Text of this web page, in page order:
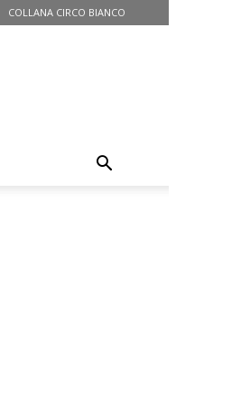
COLLANA CIRCO BIANCO